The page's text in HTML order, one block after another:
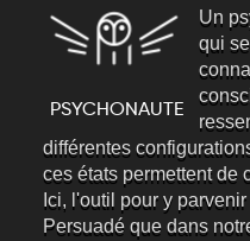
Un
qui
différentes
ces états permettent de
Ici, l'outil pour y
Persuadé que dans